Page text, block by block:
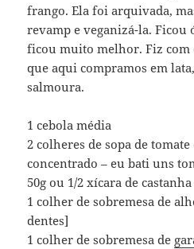
frango. Ela foi arquivada,
revamp e veganizá-la. Ficou
ficou muito melhor. Fiz com
que aqui compramos em
salmoura.
1 cebola média
2 colheres de sopa de
concentrado – eu bati uns
50g ou 1/2 xí­cara de
1 colher de sobremesa de
dentes]
1 colher de sobremesa de